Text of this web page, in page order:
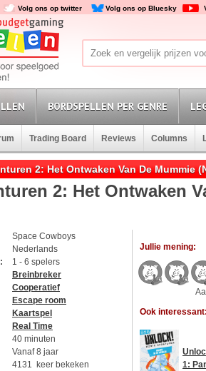
Volg ons op twitter Volg ons op Bluesky
BORDSPELLEN PER GENRE
Trading Board Reviews Columns
2: Het Ontwaken Van De Mummie
2: Het Ontwaken
Space Cowboys
Nederlands
1 - 6 spelers
Breinbreker
Cooperatief
Escape room
Kaartspel
Real Time
40 minuten
Vanaf 8 jaar
4131 keer bekeken
Jullie mening:
Ook interessant:
1: